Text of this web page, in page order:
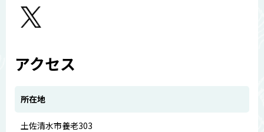
アクセス
所在地
土佐清水市養老303